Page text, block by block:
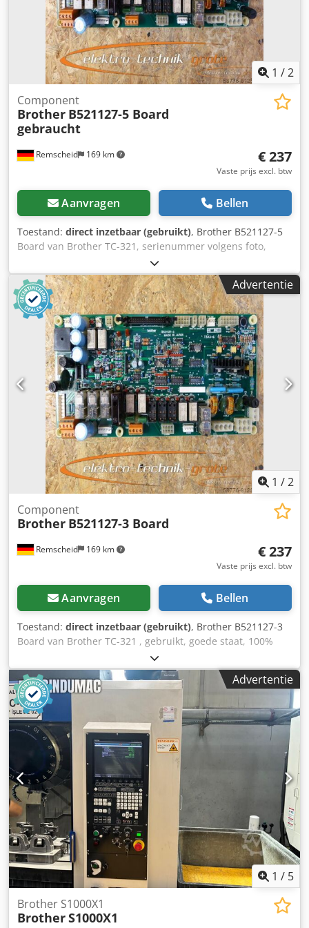
1 /2
Remscheid 169 km
Component
Brother B521127-5 Board
gebraucht
€ 237
Vaste prijs excl. btw
Aanvragen Bellen
Toestand: direct inzetbaar (gebruikt), Brother B521127-5
Board van Brother TC-321, serienummer volgens foto,
gebruikt, goede staat, 100% functioneel. Dsdji D Ulcepfx
Agyswa
Advertentie
1 /2
Remscheid 169 km
Component
Brother B521127-3 Board
€ 237
Vaste prijs excl. btw
Aanvragen Bellen
Toestand: direct inzetbaar (gebruikt), Brother B521127-3
Board van Brother TC-321 , gebruikt, goede staat, 100%
functioneel. Dedpfx Aji D Uk Uegyswa
Advertentie
1 / 5
Brother S1000X1
BrotherS1000X1